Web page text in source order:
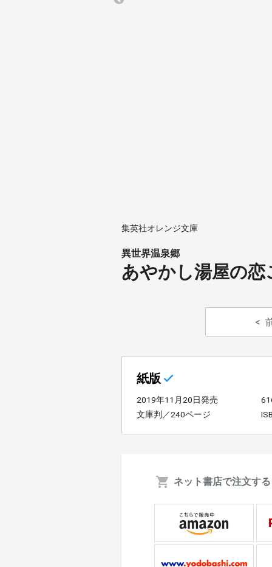
集英社オレンジ文庫
異世界温泉郷
あやかし湯屋の恋
紙版
2019年11月20日発売
文庫判／240ページ
ネット書店で注文する